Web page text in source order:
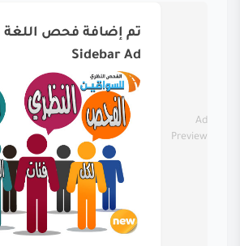
Ad
Preview
تم إضافة فحص اللغة
Sidebar Ad